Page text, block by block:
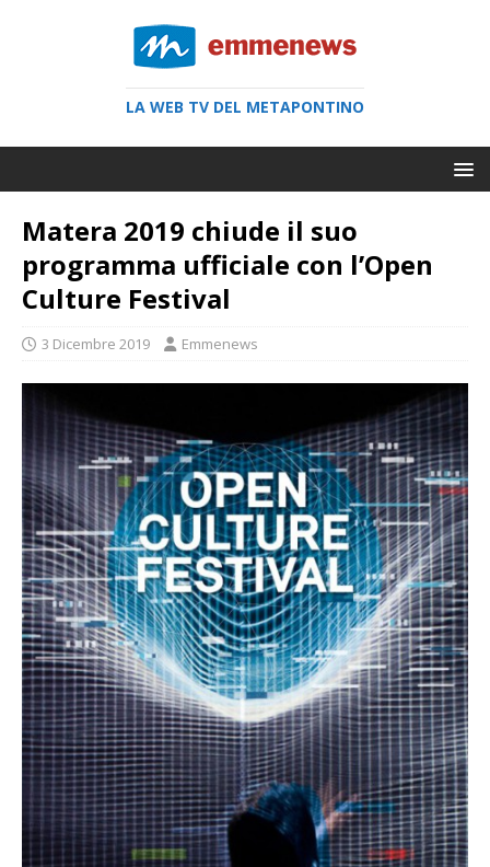
LA WEB TV DEL METAPONTINO
Matera 2019 chiude il suo
programma ufficiale con l’Open
Culture Festival
3 Dicembre 2019 Emmenews